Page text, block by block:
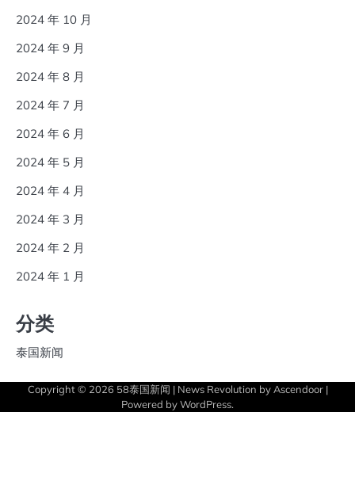
2024 年 10 月
2024 年 9 月
2024 年 8 月
2024 年 7 月
2024 年 6 月
2024 年 5 月
2024 年 4 月
2024 年 3 月
2024 年 2 月
2024 年 1 月
分类
泰国新闻
Copyright © 2026 58泰国新闻 | News Revolution byAscendoor|
Powered byWordPress.